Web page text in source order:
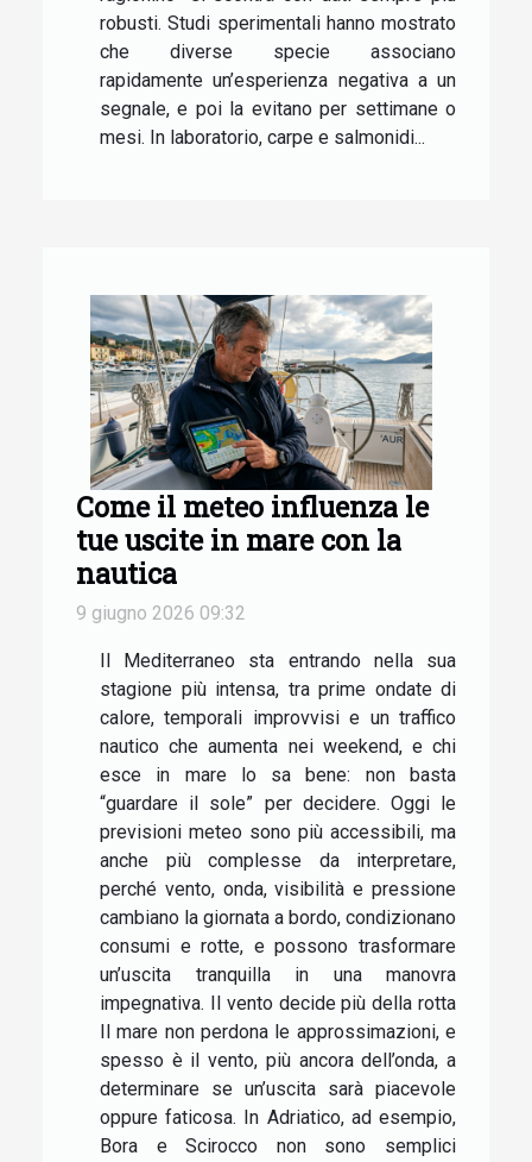
robusti. Studi sperimentali hanno mostrato
che diverse specie associano
rapidamente un’esperienza negativa a un
segnale, e poi la evitano per settimane o
mesi. In laboratorio, carpe e salmonidi...
Come il meteo influenza le
tue uscite in mare con la
nautica
9 giugno 2026 09:32
Il Mediterraneo sta entrando nella sua
stagione più intensa, tra prime ondate di
calore, temporali improvvisi e un traffico
nautico che aumenta nei weekend, e chi
esce in mare lo sa bene: non basta
“guardare il sole” per decidere. Oggi le
previsioni meteo sono più accessibili, ma
anche più complesse da interpretare,
perché vento, onda, visibilità e pressione
cambiano la giornata a bordo, condizionano
consumi e rotte, e possono trasformare
un’uscita tranquilla in una manovra
impegnativa. Il vento decide più della rotta
Il mare non perdona le approssimazioni, e
spesso è il vento, più ancora dell’onda, a
determinare se un’uscita sarà piacevole
oppure faticosa. In Adriatico, ad esempio,
Bora e Scirocco non sono semplici